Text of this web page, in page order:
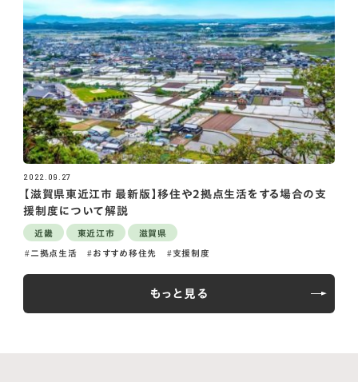
2022.09.27
【滋賀県東近江市 最新版】移住や2拠点生活をする場合の支
援制度について解説
近畿 東近江市 滋賀県
二拠点生活 おすすめ移住先 支援制度
もっと見る